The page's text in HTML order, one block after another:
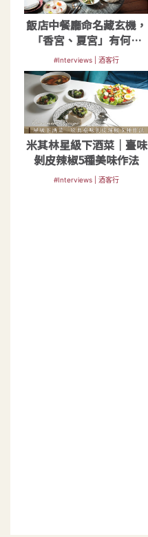
飯店中餐廳命名藏玄機，
「香宮、夏宮」有何涵
義？
#Interviews | 酒客行
米其林星級下酒菜｜臺味
剝皮辣椒5種美味作法
#Interviews | 酒客行